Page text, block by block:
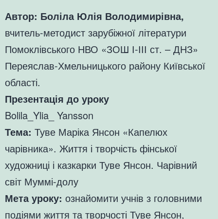
Автор: Боліла Юлія Володимирівна,
вчитель-методист зарубіжної літератури
Помоклівського НВО «ЗОШ І-ІІІ ст. – ДНЗ»
Переяслав-Хмельницького району Київської
області.
Презентація до уроку
Bolila_Ylia_ Yansson
Тема: Туве Маріка Янсон «Капелюх
чарівника». Життя і творчість фінської
художниці і казкарки Туве Янсон. Чарівний
світ Муммі-долу
Мета уроку: ознайомити учнів з головними
подіями життя та творчості Туве Янсон,